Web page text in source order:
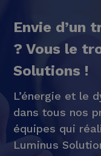
Envie d’un
? Vous le
Solutions !
L’énergie et le
dans tous nos
équipes qui
Luminus